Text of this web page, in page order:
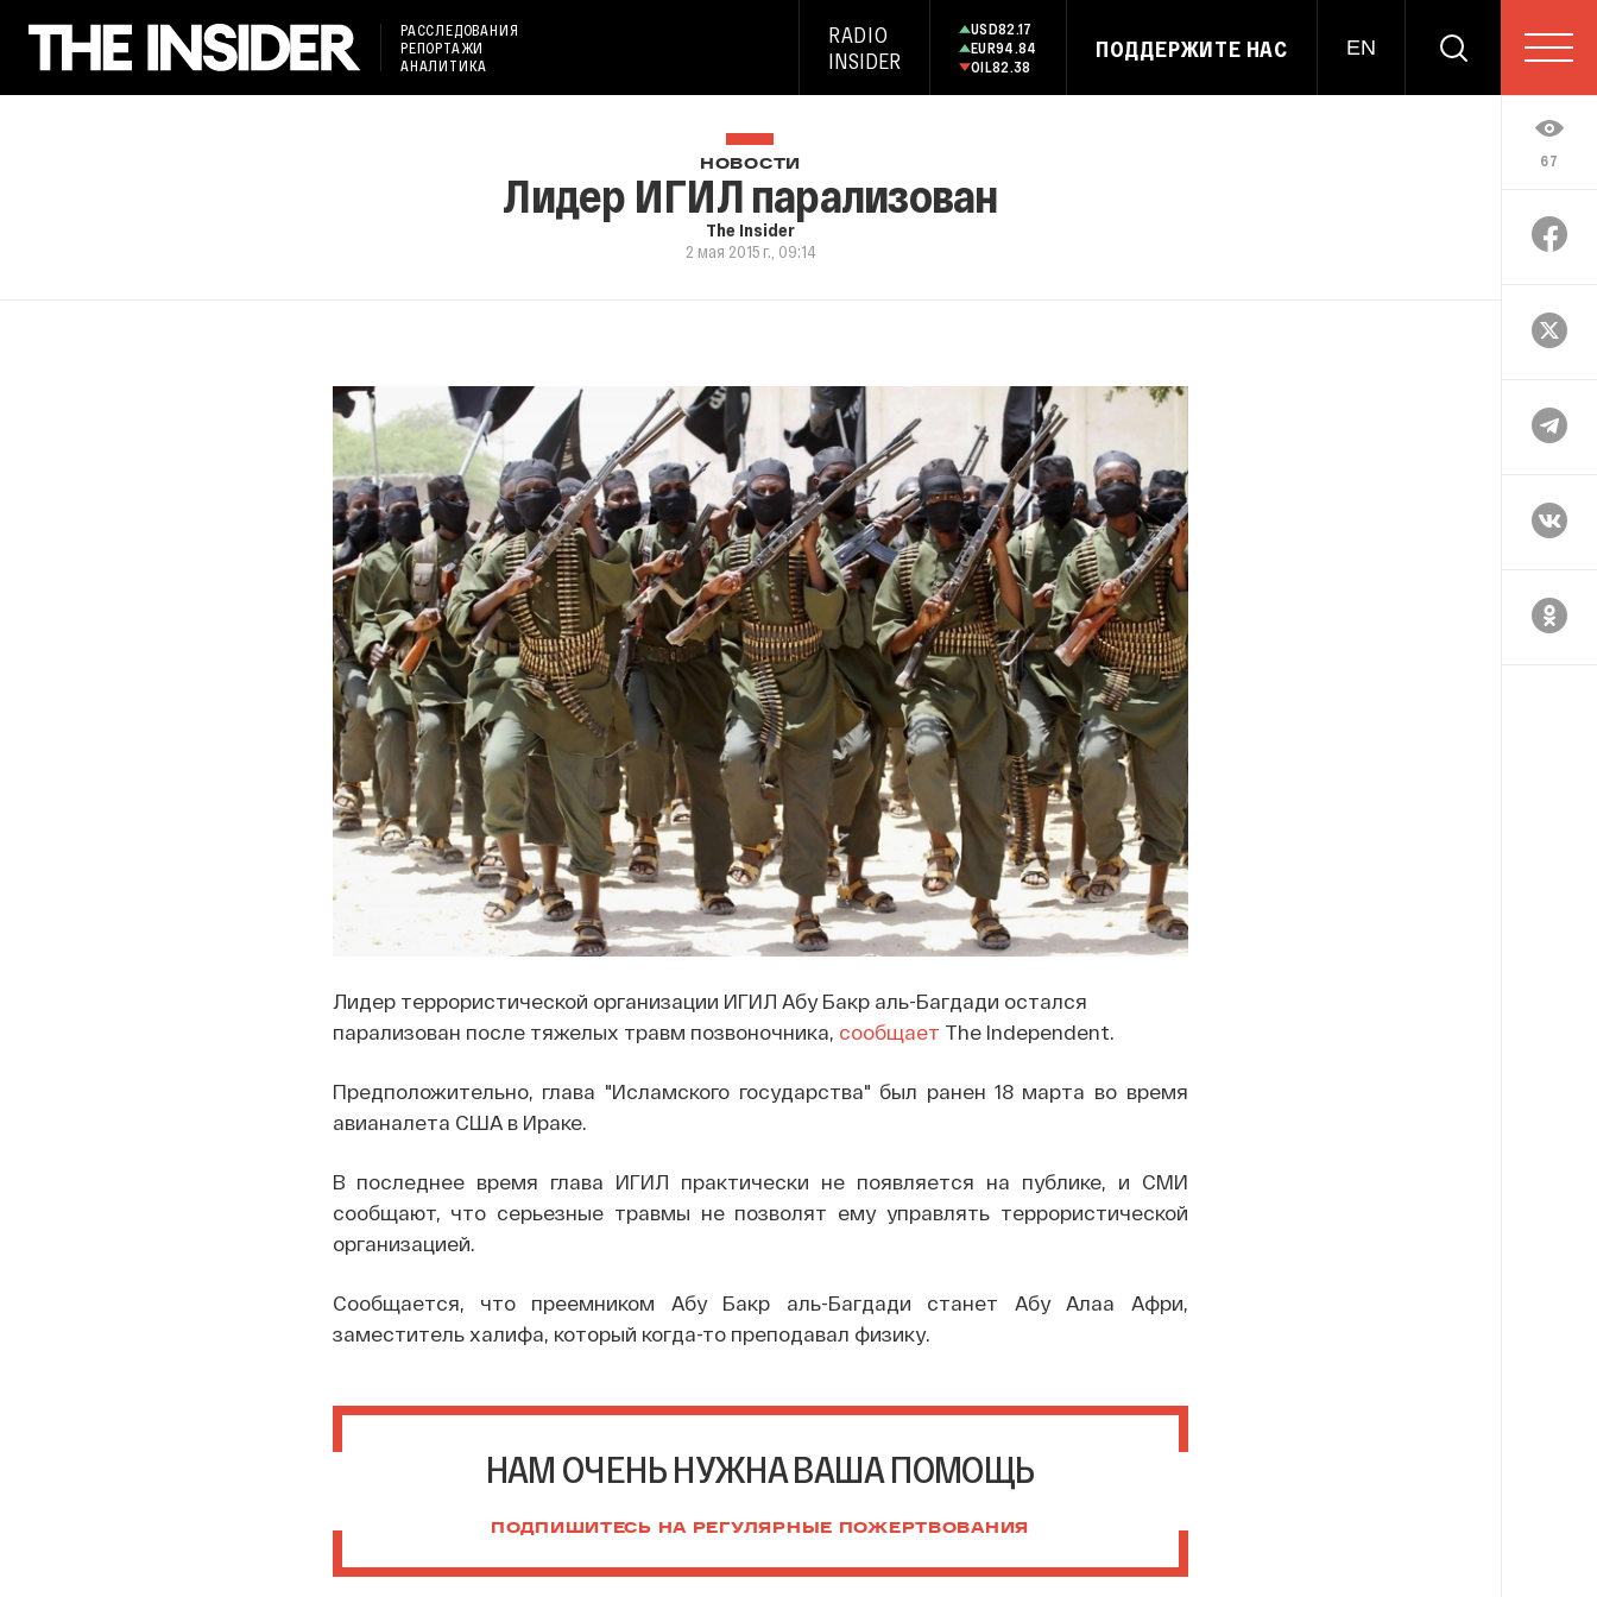
РАССЛЕДОВАНИЯ
РЕПОРТАЖИ
АНАЛИТИКА
RADIO
INSIDER
USD82.17
EUR94.84
OIL82.38
ПОДДЕРЖИТЕ НАС EN
67
НОВОСТИ
Лидер ИГИЛ парализован
The Insider
2 мая 2015 г., 09:14
Лидер террористической организации ИГИЛ Абу Бакр аль-Багдади остался
парализован после тяжелых травм позвоночника, сообщает The Independent.
Предположительно, глава "Исламского государства" был ранен 18 марта во время
авианалета США в Ираке.
В последнее время глава ИГИЛ практически не появляется на публике, и СМИ
сообщают, что серьезные травмы не позволят ему управлять террористической
организацией.
Сообщается, что преемником Абу Бакр аль-Багдади станет Абу Алаа Афри,
заместитель халифа, который когда-то преподавал физику.
НАМ ОЧЕНЬ НУЖНА ВАША ПОМОЩЬ
ПОДПИШИТЕСЬ НА РЕГУЛЯРНЫЕ ПОЖЕРТВОВАНИЯ